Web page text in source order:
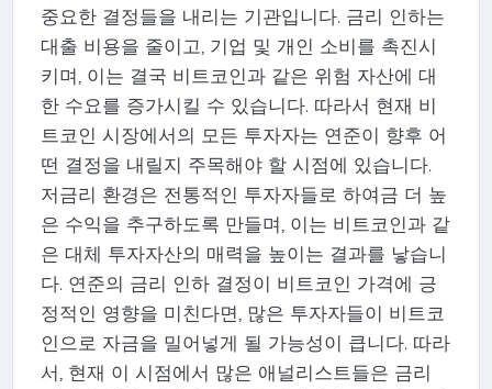
중요한 결정들을 내리는 기관입니다. 금리 인하는
대출 비용을 줄이고, 기업 및 개인 소비를 촉진시
키며, 이는 결국 비트코인과 같은 위험 자산에 대
한 수요를 증가시킬 수 있습니다. 따라서 현재 비
트코인 시장에서의 모든 투자자는 연준이 향후 어
떤 결정을 내릴지 주목해야 할 시점에 있습니다.
저금리 환경은 전통적인 투자자들로 하여금 더 높
은 수익을 추구하도록 만들며, 이는 비트코인과 같
은 대체 투자자산의 매력을 높이는 결과를 낳습니
다. 연준의 금리 인하 결정이 비트코인 가격에 긍
정적인 영향을 미친다면, 많은 투자자들이 비트코
인으로 자금을 밀어넣게 될 가능성이 큽니다. 따라
서, 현재 이 시점에서 많은 애널리스트들은 금리